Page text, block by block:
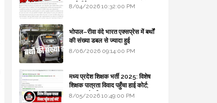
मार्गदर्शिका
8/04/2026 10:32:00 PM
भोपाल–रीवा वंदे भारत एक्सप्रेस में बर्थों
की संख्या डबल से ज्यादा हुई
8/06/2026 09:14:00 PM
मध्य प्रदेश शिक्षक भर्ती 2025: विशेष
शिक्षक पात्रता विवाद पहुँचा हाई कोर्ट;
सरकार से माँगा जवाब
8/05/2026 10:49:00 PM